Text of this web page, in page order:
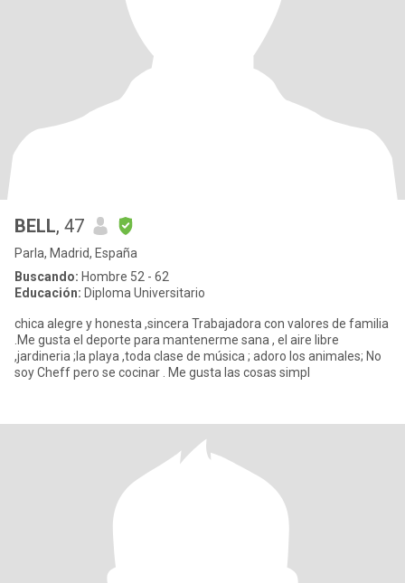
BELL, 47
Parla, Madrid, España
Buscando: Hombre 52 - 62
Educación: Diploma Universitario
chica alegre y honesta ,sincera Trabajadora con valores de familia
.Me gusta el deporte para mantenerme sana , el aire libre
,jardineria ;la playa ,toda clase de música ; adoro los animales; No
soy Cheff pero se cocinar . Me gusta las cosas simpl